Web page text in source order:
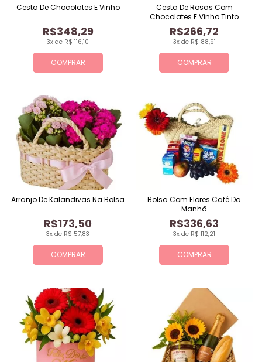
COMPRAR
3x de R$ 116,10
R$348,29
Cesta De Chocolates E Vinho
COMPRAR
3x de R$ 88,91
R$266,72
Cesta De Rosas Com
Chocolates E Vinho Tinto
COMPRAR
3x de R$ 57,83
R$173,50
Arranjo De Kalandivas Na Bolsa
COMPRAR
3x de R$ 112,21
R$336,63
Bolsa Com Flores Café Da
Manhã